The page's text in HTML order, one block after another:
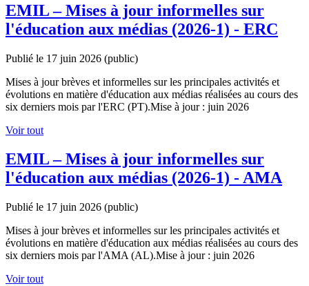
EMIL – Mises à jour informelles sur
l'éducation aux médias (2026-1) - ERC
Publié le 17 juin 2026 (public)
Mises à jour brèves et informelles sur les principales activités et
évolutions en matière d'éducation aux médias réalisées au cours des
six derniers mois par l'ERC (PT).Mise à jour : juin 2026
Voir tout
EMIL – Mises à jour informelles sur
l'éducation aux médias (2026-1) - AMA
Publié le 17 juin 2026 (public)
Mises à jour brèves et informelles sur les principales activités et
évolutions en matière d'éducation aux médias réalisées au cours des
six derniers mois par l'AMA (AL).Mise à jour : juin 2026
Voir tout